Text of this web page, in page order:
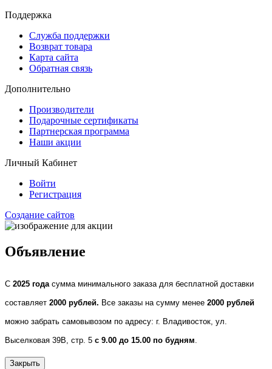
Поддержка
Служба поддержки
Возврат товара
Карта сайта
Обратная связь
Дополнительно
Производители
Подарочные сертификаты
Партнерская программа
Наши акции
Личный Кабинет
Войти
Регистрация
Создание сайтов
Объявление
С 2025 года сумма минимального заказа для бесплатной доставки
составляет 2000 рублей. Все заказы на сумму менее 2000 рублей
можно забрать самовывозом по адресу: г. Владивосток, ул.
Выселковая 39В, стр. 5 с 9.00 до 15.00 по будням
Закрыть